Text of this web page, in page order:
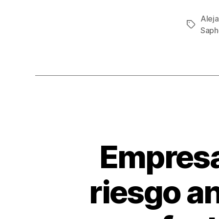
c
e
o
Etiquetas
riesgo